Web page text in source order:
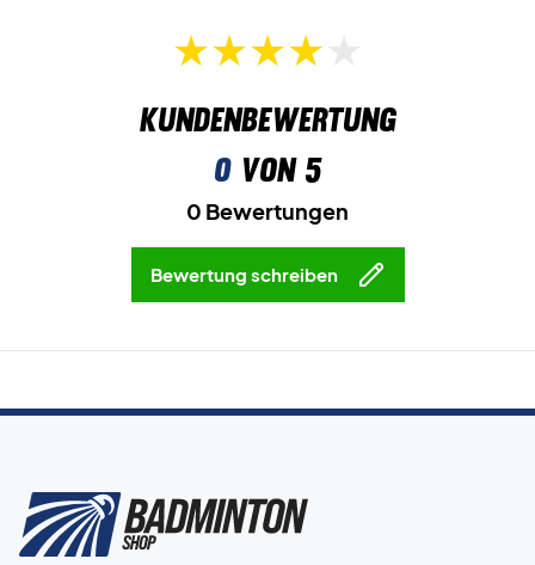
Kundenbewertung
0von 5
0 Bewertungen
Bewertung schreiben